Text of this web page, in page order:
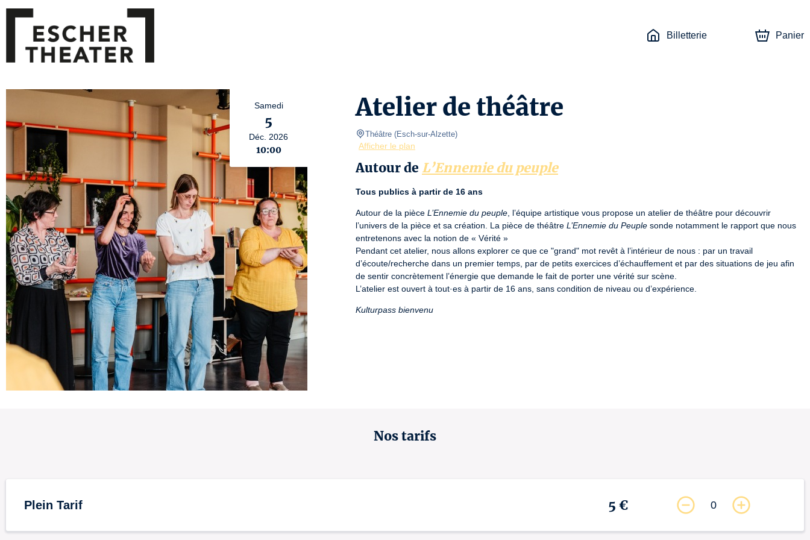
Billetterie Panier
Samedi
5
Déc. 2026
10:00
Atelier de théâtre
Théâtre (Esch-sur-Alzette)
Afficher le plan
Autour de L’Ennemie du peuple
Tous publics à partir de 16 ans
Autour de la pièce L’Ennemie du peuple , l’équipe artistique vous propose un atelier de théâtre pour découvrir
l’univers de la pièce et sa création. La pièce de théâtre L’Ennemie du Peuple sonde notamment le rapport que nous
entretenons avec la notion de « Vérité »
Pendant cet atelier, nous allons explorer ce que ce "grand" mot revêt à l’intérieur de nous : par un travail
d’écoute/recherche dans un premier temps, par de petits exercices d’échauffement et par des situations de jeu afin
de sentir concrètement l’énergie que demande le fait de porter une vérité sur scène.
L’atelier est ouvert à tout·es à partir de 16 ans, sans condition de niveau ou d’expérience.
Kulturpass bienvenu
Nos tarifs
Plein Tarif 5 € 0